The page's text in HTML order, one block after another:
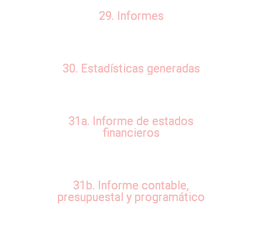
29. Informes
30. Estadísticas generadas
31a. Informe de estados
financieros
31b. Informe contable,
presupuestal y programático